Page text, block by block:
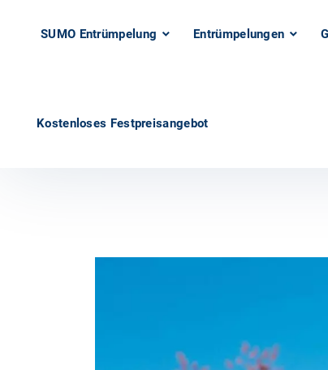
SUMO Entrümpelung Entrümpelungen
Kostenloses Festpreisangebot